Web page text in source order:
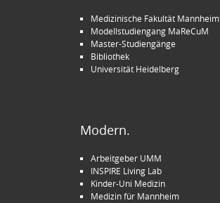
Medizinische Fakultät Mannheim
Modellstudiengang MaReCuM
Master-Studiengänge
Bibliothek
Universität Heidelberg
Modern.
Arbeitgeber UMM
INSPIRE Living Lab
Kinder-Uni Medizin
Medizin für Mannheim